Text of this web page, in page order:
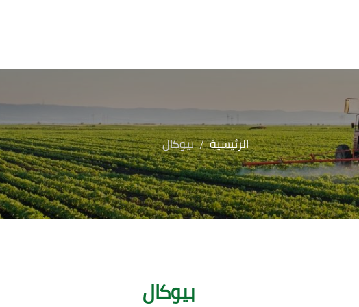
الرئيسية بيوكال
بيوكال